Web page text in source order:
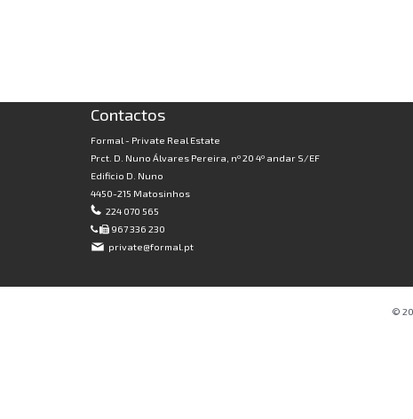
Contactos
Formal - Private Real Estate
Prct. D. Nuno Álvares Pereira, nº 20 4º andar S/EF
Edificio D. Nuno
4450-215 Matosinhos
224 070 565
967 336 230
private@formal.pt
©